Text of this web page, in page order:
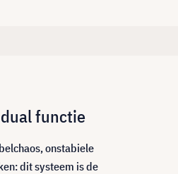
functie
onstabiele
dit systeem is de